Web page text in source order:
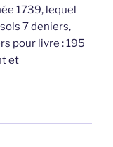
1739, lequel
7 deniers,
pour livre : 195
et